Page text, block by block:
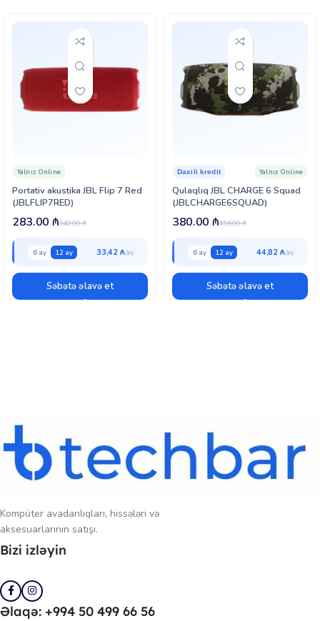
Portativ akustika JBL Flip 7 Red
(JBLFLIP7RED)
Yalnız Online
340.00₼
283.00 ₼
6 ay 12 ay 33,42 ₼
Səbətə əlavə et
Qulaqlıq JBL CHARGE 6 Squad
(JBLCHARGE6SQUAD)
Daxili kredit Yalnız Online
456.00₼
380.00 ₼
6 ay 12 ay 44,82 ₼
Səbətə əlavə et
Kompüter avadanlıqları, hissələri və
aksesuarlarının satışı.
Bizi izləyin
Əlaqə: +994 50 499 66 56